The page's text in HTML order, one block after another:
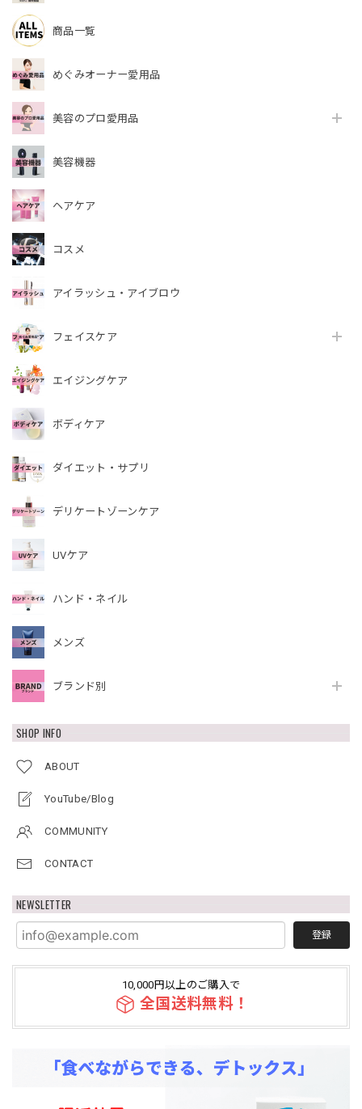
商品一覧
めぐみオーナー愛用品
美容のプロ愛用品
美容機器
ヘアケア
コスメ
アイラッシュ・アイブロウ
フェイスケア
エイジングケア
ボディケア
ダイエット・サプリ
デリケートゾーンケア
UVケア
ハンド・ネイル
メンズ
ブランド別
SHOP INFO
ABOUT
YouTube/Blog
COMMUNITY
CONTACT
NEWSLETTER
登録
10,000円以上のご購入で
全国送料無料！